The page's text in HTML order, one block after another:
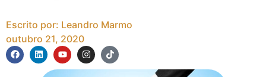
Escrito por: Leandro Marmo
outubro 21, 2020